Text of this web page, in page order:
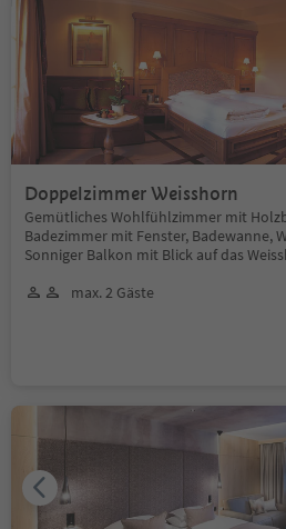
Doppelzimmer Weisshorn
Gemütliches Wohlfühlzimmer mit
Badezimmer mit Fenster, Badewanne,
Sonniger Balkon mit Blick auf das
max. 2 Gäste